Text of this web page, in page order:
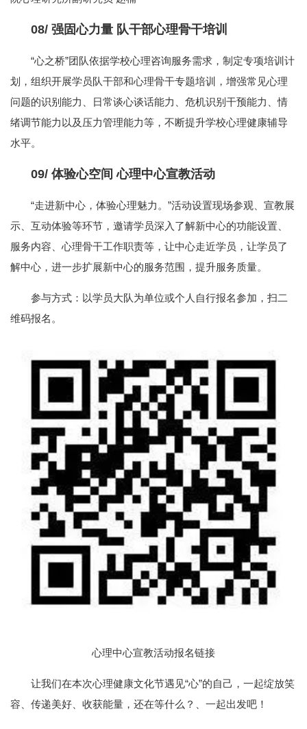
08/ 强固心力量 队干部心理骨干培训
“心之桥”团队依据学校心理咨询服务需求，制定专项培训计
划，组织开展学员队干部和心理骨干专题培训，增强常见心理
问题的识别能力、日常谈心谈话能力、危机识别干预能力、情
绪调节能力以及压力管理能力等，不断提升学校心理健康辅导
水平。
09/ 体验心空间 心理中心宣教活动
“走进新中心，体验心理魅力。”活动设置现场参观、宣教展
示、互动体验等环节，邀请学员深入了解新中心的功能设置、
服务内容、心理骨干工作职责等，让中心走近学员，让学员了
解中心，进一步扩展新中心的服务范围，提升服务质量。
参与方式：以学员大队为单位或个人自行报名参加，扫二
维码报名。
心理中心宣教活动报名链接
让我们在本次心理健康文化节遇见“心”的自己， 一起绽放笑
容、传递美好、收获能量， 还在等什么？、 一起出发吧！